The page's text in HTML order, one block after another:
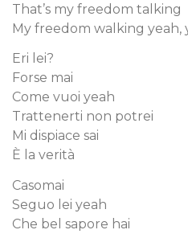
That’s my freedom talking
My freedom walking yeah,
Eri lei?
Forse mai
Come vuoi yeah
Trattenerti non potrei
Mi dispiace sai
È la verità
Casomai
Seguo lei yeah
Che bel sapore hai